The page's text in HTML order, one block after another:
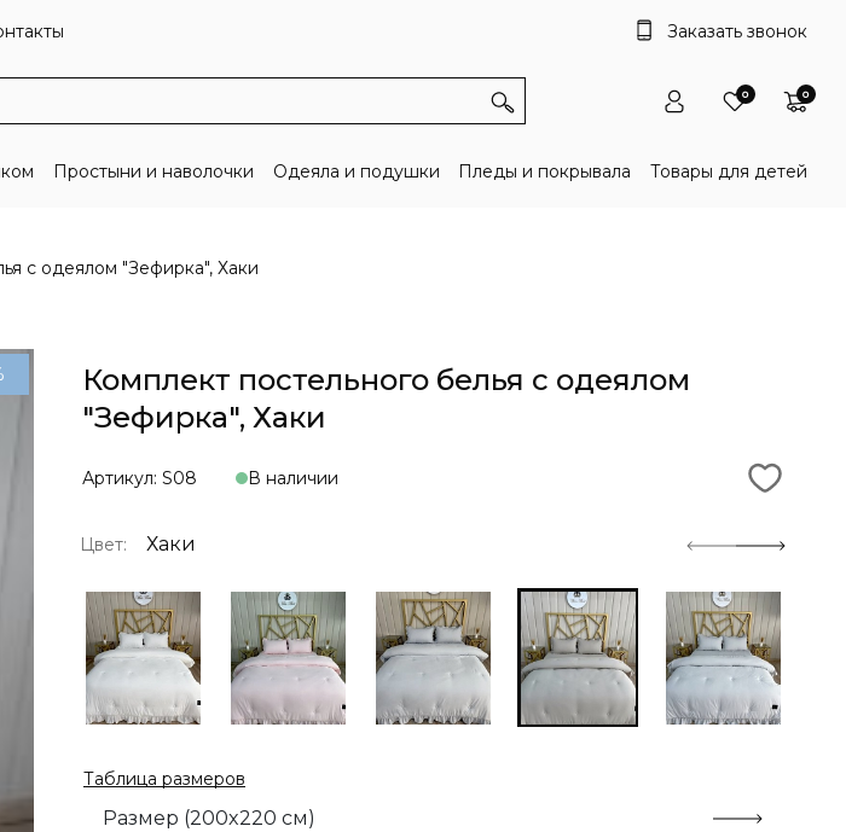
Заказать звонок
0 0
Простыни и наволочки Одеяла и подушки Пледы и покрывала Товары для детей
с одеялом "Зефирка", Хаки
Комплект постельного белья с одеялом
"Зефирка", Хаки
Артикул: S08 В наличии
Цвет: Хаки
Таблица размеров
Размер (200x220 см)